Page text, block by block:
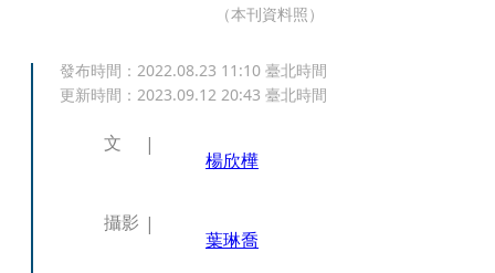
（本刊資料照）
發布時間： 2022.08.23 11:10 臺北時間
更新時間： 2023.09.12 20:43 臺北時間
文
楊欣樺
攝影
葉琳喬